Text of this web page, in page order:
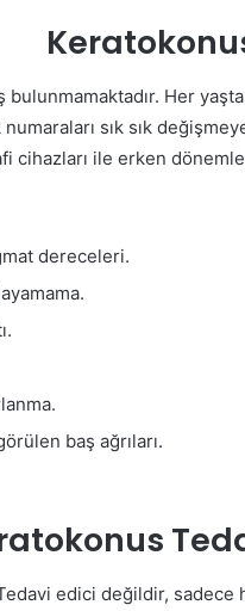
bulunmamaktadır. Her
sık sık
cihazları ile erken
dereceleri.
baş ağrıları.
edici değildir, sadece